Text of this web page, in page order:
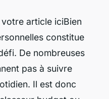
article iciBien
constitue
De nombreuses
pas à suivre
Il est donc